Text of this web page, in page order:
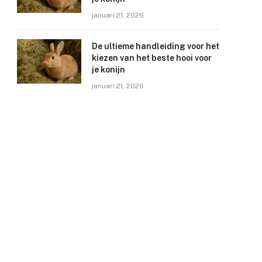
januari 21, 2026
De ultieme handleiding voor het
kiezen van het beste hooi voor
je konijn
januari 21, 2026